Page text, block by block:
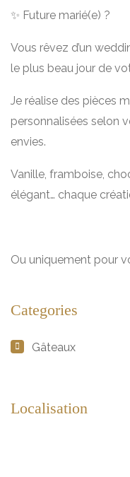
✨ Future marié(e) ?
Vous rêvez d’un
le plus beau jour de
Je réalise des pièces
personnalisées selon
envies.
Vanille, framboise,
élégant… chaque
Ou uniquement pour
Categories
Gâteaux
Localisation